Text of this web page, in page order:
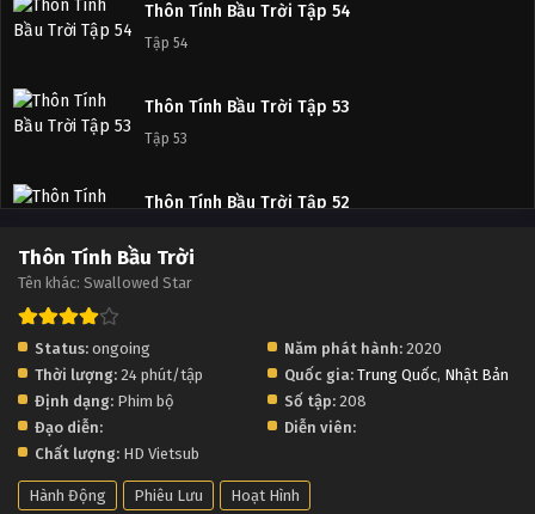
Thôn Tính Bầu Trời Tập 54
Tập 54
Thôn Tính Bầu Trời Tập 53
Tập 53
Thôn Tính Bầu Trời Tập 52
Thôn Tính Bầu Trời Tập 50
Thôn Tính Bầu Trời Tập 49
Thôn Tính Bầu Trời
Tên khác: Swallowed Star
Status: ongoing Năm phát hành: 2020
Thời lượng: 24 phút/tập Quốc gia: Trung Quốc, Nhật Bản
Định dạng: Phim bộ Số tập: 208
Đạo diễn:
Diễn viên:
Chất lượng: HD Vietsub
Hành Động Phiêu Lưu Hoạt Hình